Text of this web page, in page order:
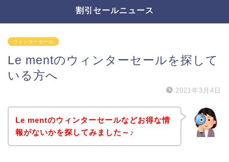
割引セールニュース
ウィンターセール
Le mentのウィンターセールを探して
いる方へ
2021年3月4日
Le mentのウィンターセールなどお得な情
報がないかを探してみました～♪